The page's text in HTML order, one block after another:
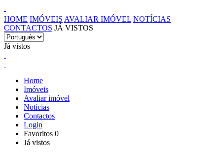
HOME IMÓVEIS AVALIAR IMÓVEL NOTÍCIAS
CONTACTOS JÁ VISTOS
Já vistos
Home
Imóveis
Avaliar imóvel
Notícias
Contactos
Login
Favoritos 0
Já vistos